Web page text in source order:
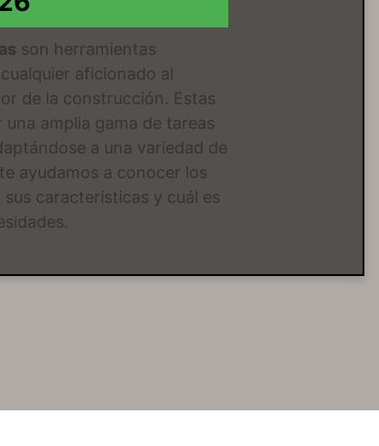
son herramientas
aficionado al
de la construcción. Estas
amplia gama de tareas
a una variedad de
ayudamos a conocer los
sus características y cuál es